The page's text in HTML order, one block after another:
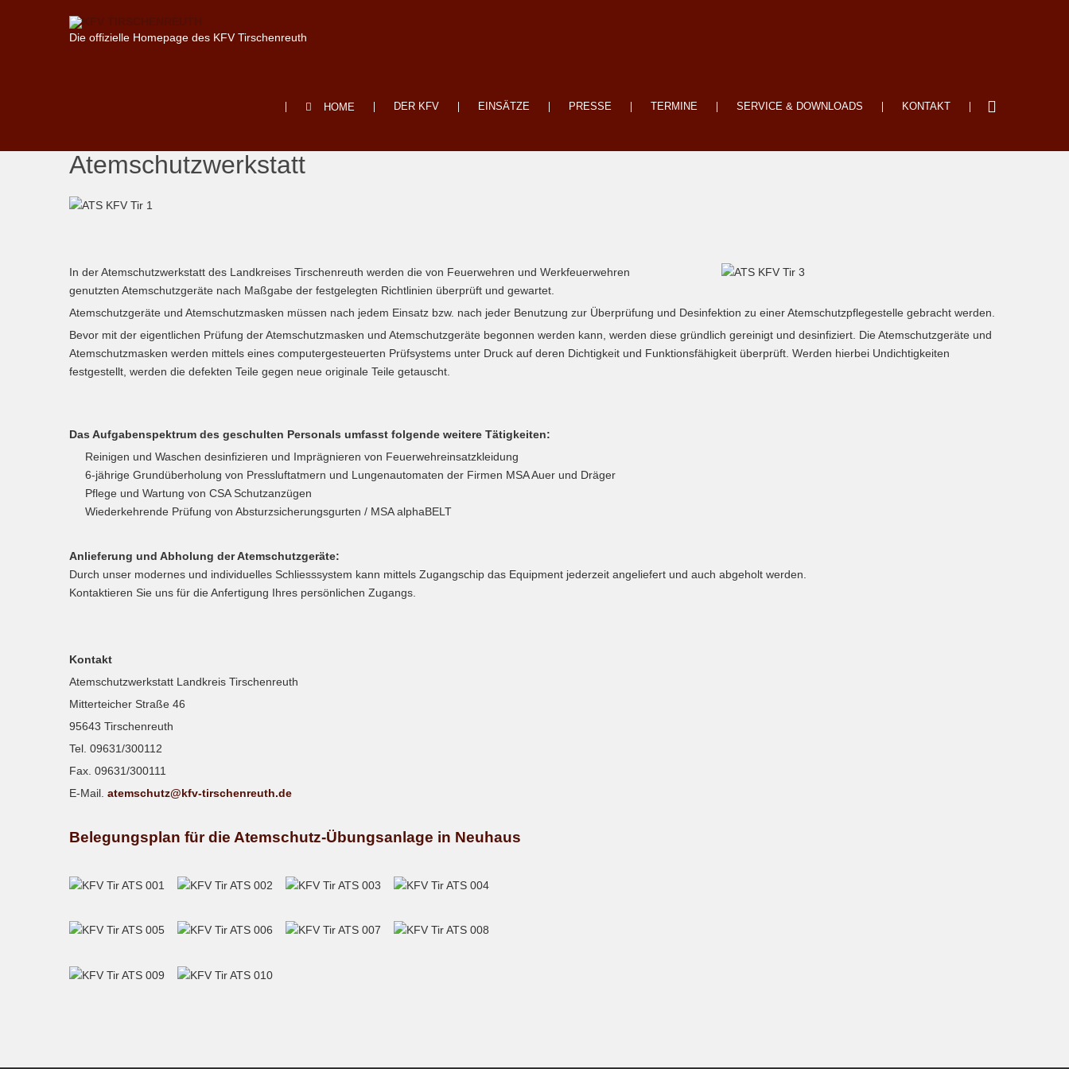
Die offizielle Homepage des KFV Tirschenreuth
HOME DER KFV EINSÄTZE PRESSE TERMINE SERVICE & DOWNLOADS KONTAKT
Atemschutzwerkstatt
In der Atemschutzwerkstatt des Landkreises Tirschenreuth werden die von Feuerwehren und Werkfeuerwehren
genutzten Atemschutzgeräte nach Maßgabe der festgelegten Richtlinien überprüft und gewartet.
Atemschutzgeräte und Atemschutzmasken müssen nach jedem Einsatz bzw. nach jeder Benutzung zur Überprüfung und Desinfektion zu einer Atemschutzpflegestelle gebracht werden.
Bevor mit der eigentlichen Prüfung der Atemschutzmasken und Atemschutzgeräte begonnen werden kann, werden diese gründlich gereinigt und desinfiziert. Die Atemschutzgeräte und
Atemschutzmasken werden mittels eines computergesteuerten Prüfsystems unter Druck auf deren Dichtigkeit und Funktionsfähigkeit überprüft. Werden hierbei Undichtigkeiten
festgestellt, werden die defekten Teile gegen neue originale Teile getauscht.
Das Aufgabenspektrum des geschulten Personals umfasst folgende weitere Tätigkeiten:
Reinigen und Waschen desinfizieren und Imprägnieren von Feuerwehreinsatzkleidung
6-jährige Grundüberholung von Pressluftatmern und Lungenautomaten der Firmen MSA Auer und Dräger
Pflege und Wartung von CSA Schutzanzügen
Wiederkehrende Prüfung von Absturzsicherungsgurten / MSA alphaBELT
Anlieferung und Abholung der Atemschutzgeräte:
Durch unser modernes und individuelles Schliesssystem kann mittels Zugangschip das Equipment jederzeit angeliefert und auch abgeholt werden.
Kontaktieren Sie uns für die Anfertigung Ihres persönlichen Zugangs.
Kontakt
Atemschutzwerkstatt Landkreis Tirschenreuth
Mitterteicher Straße 46
95643 Tirschenreuth
Tel. 09631/300112
Fax. 09631/300111
E-Mail. atemschutz@kfv-tirschenreuth.de
Belegungsplan für die Atemschutz-Übungsanlage in Neuhaus